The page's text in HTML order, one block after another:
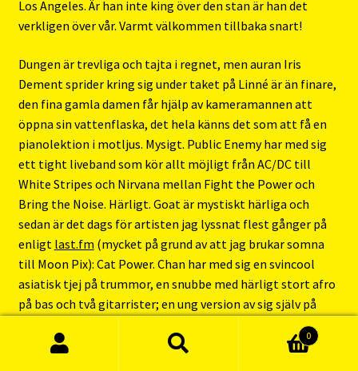
Los Angeles. Är han inte king över den stan är han det
verkligen över vår. Varmt välkommen tillbaka snart!
Dungen är trevliga och tajta i regnet, men auran Iris
Dement sprider kring sig under taket på Linné är än finare,
den fina gamla damen får hjälp av kameramannen att
öppna sin vattenflaska, det hela känns det som att få en
pianolektion i motljus. Mysigt. Public Enemy har med sig
ett tight liveband som kör allt möjligt från AC/DC till
White Stripes och Nirvana mellan Fight the Power och
Bring the Noise. Härligt. Goat är mystiskt härliga och
sedan är det dags för artisten jag lyssnat flest gånger på
enligt last.fm (mycket på grund av att jag brukar somna
till Moon Pix): Cat Power. Chan har med sig en svincool
asiatisk tjej på trummor, en snubbe med härligt stort afro
på bas och två gitarrister; en ung version av sig själv på
gitarr samt en rocker ut i skjortärmarna. Den sistnämnde
får sola lite väl mycket tycker jag, hans gitarr verkar vara
0